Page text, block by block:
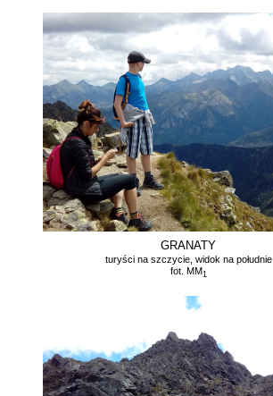
GRANATY
turyści na szczycie, widok na południe
fot. MM1